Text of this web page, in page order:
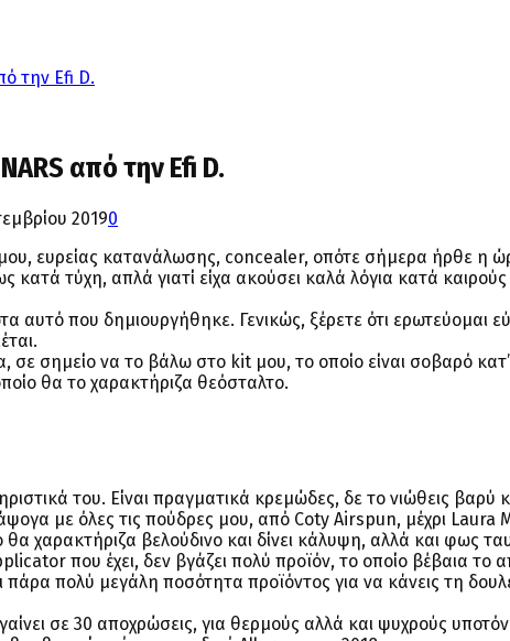
την Efi D.
από την Efi D.
20190
ευρείας κατανάλωσης, concealer, οπότε σήμερα ήρθε η
τύχη, απλά γιατί είχα ακούσει καλά λόγια κατά
αυτό που δημιουργήθηκε. Γενικώς, ξέρετε ότι ερωτεύομαι
σημείο να το βάλω στο kit μου, το οποίο είναι σοβαρό
θα το χαρακτήριζα θεόσταλτο.
του. Είναι πραγματικά κρεμώδες, δε το νιώθεις βαρύ
με όλες τις πούδρες μου, από Coty Airspun, μέχρι Laura
χαρακτήριζα βελούδινο και δίνει κάλυψη, αλλά και φως
που έχει, δεν βγάζει πολύ προϊόν, το οποίο βέβαια
πάρα πολύ μεγάλη ποσότητα προϊόντος για να κάνεις τη
σε 30 αποχρώσεις, για θερμούς αλλά και ψυχρούς